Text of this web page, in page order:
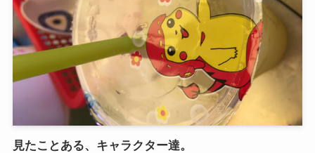
見たことある、キャラクター達。